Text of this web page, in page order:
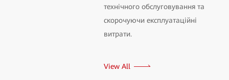
технічного обслуговування та
скорочуючи експлуатаційні
витрати.
View All